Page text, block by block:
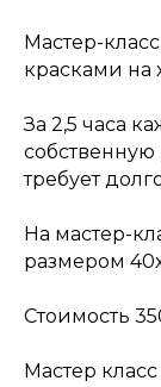
Мастер-
красками на
За 2,5 часа
собственную
требует
На мастер-
размером
Стоимость
Мастер класс